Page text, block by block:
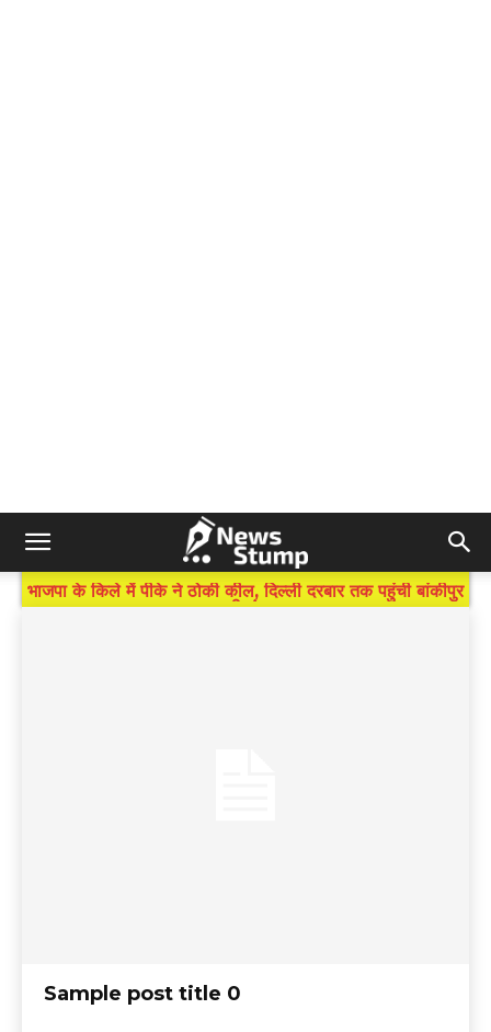
BREAKING NEWS
भाजपा के किले में पीके ने ठोकी कील, दिल्ली दरबार तक पहुंची बांकीपुर
की गूंज
Sample post title 0